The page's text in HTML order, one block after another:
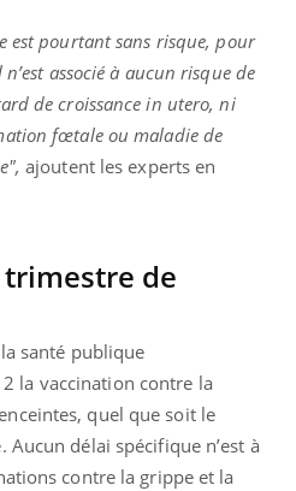
est pourtant sans risque, pour
associé à aucun risque de
de croissance in utero, ni
fœtale ou maladie de
ajoutent les experts en
de
santé publique
la vaccination contre la
quel que soit le
délai spécifique n’est à
contre la grippe et la